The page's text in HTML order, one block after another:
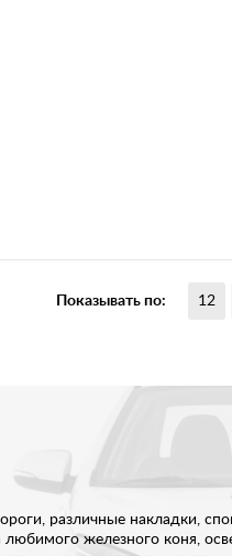
Показывать по: 12
различные накладки,
любимого железного коня,